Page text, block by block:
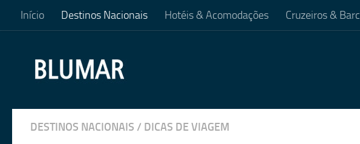
Skip to content
Início Destinos Nacionais Hotéis & Acomodações Cruzeiros &
DESTINOS NACIONAIS / DICAS DE VIAGEM